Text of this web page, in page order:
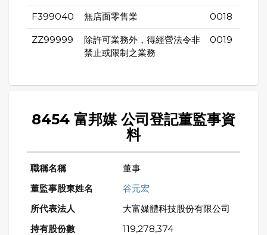
F399040 無店面零售業 0018
ZZ99999
除許可業務外，得經營法令非
禁止或限制之業務
0019
8454 富邦媒 公司登記董監事資
料
董事
谷元宏
大富媒體科技股份有限公司
119,278,374